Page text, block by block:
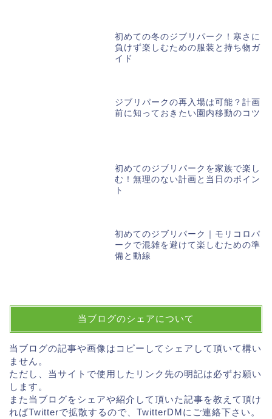
初めての冬のジブリパーク！寒さに
負けず楽しむための服装と持ち物ガ
イド
ジブリパークの再入場は可能？計画
前に知っておきたい園内移動のコツ
初めてのジブリパークを家族で楽し
む！無理のない計画と当日のポイン
ト
初めてのジブリパーク｜モリコロパ
ークで混雑を避けて楽しむための準
備と動線
当ブログのシェアについて
当ブログの記事や画像はコピーしてシェアして頂いて構い
ません。
ただし、当サイトで使用したリンク先の明記は必ずお願い
します。
また当ブログをシェアや紹介して頂いた記事を教えて頂け
ればTwitterで拡散するので、TwitterDMにご連絡下さい。